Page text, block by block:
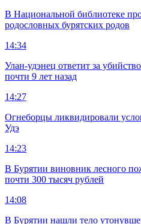
В Национальной библиотеке
родословных бурятских родов
14:34
Улан-удэнец ответит за
почти 9 лет назад
14:27
Огнеборцы ликвидировали
Удэ
14:23
В Бурятии виновник лесного
почти 300 тысяч рублей
14:08
В Бурятии нашли тело